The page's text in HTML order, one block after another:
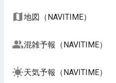
地図（NAVITIME）
混雑予報（NAVITIME）
天気予報（NAVITIME）